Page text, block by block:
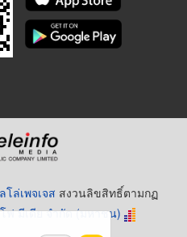
ล่เพจเจส สงวนลิขสิทธิ์ตามกฏ
ฟ มีเดีย จำกัด (มหาชน)